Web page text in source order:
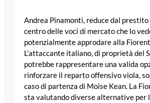
Andrea Pinamonti, reduce dal prestito
centro delle voci di mercato che lo
potenzialmente approdare alla
L’attaccante italiano, di proprietà del
potrebbe rappresentare una valida
rinforzare il reparto offensivo viola,
caso di partenza di Moise Kean. La
sta valutando diverse alternative per